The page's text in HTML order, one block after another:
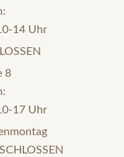
14 Uhr
8
17 Uhr